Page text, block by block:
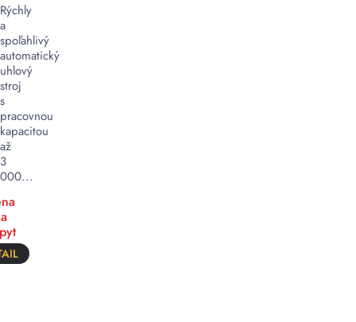
Rýchly
a
spoľahlivý
automatický
uhlový
stroj
s
pracovnou
kapacitou
až
3
000...